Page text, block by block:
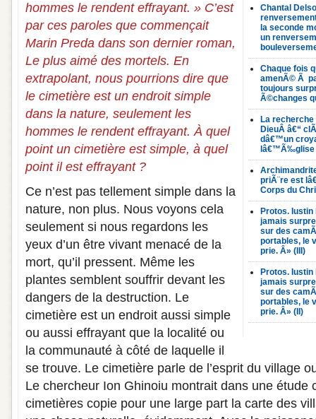
Chantal
la seconde
un
Chaque fois
amenÃ© Ã
toujours
Ã©changes
La
DieuÂ â€“
dâ€™un
lâ€™Ã‰glise
priÃ¨re est
Corps du
Protos.
jamais
sur des
portables, le
prie. Â» (III)
Protos.
jamais
sur des
portables, le
prie. Â» (II)
hommes le rendent effrayant. » C’est
par ces paroles que commençait
Marin Preda dans son dernier roman,
Le plus aimé des mortels. En
extrapolant, nous pourrions dire que
le cimetière est un endroit simple
dans la nature, seulement les
hommes le rendent effrayant. À quel
point un cimetière est simple, à quel
point il est effrayant ?
Ce n’est pas tellement simple dans la
nature, non plus. Nous voyons cela
seulement si nous regardons les
yeux d’un être vivant menacé de la
mort, qu’il pressent. Même les
plantes semblent souffrir devant les
dangers de la destruction. Le
cimetière est un endroit aussi simple
ou aussi effrayant que la localité ou
la communauté à côté de laquelle il
se trouve. Le cimetière parle de l’esprit du village
Le chercheur Ion Ghinoiu montrait dans une étude
cimetières copie pour une large part la carte des